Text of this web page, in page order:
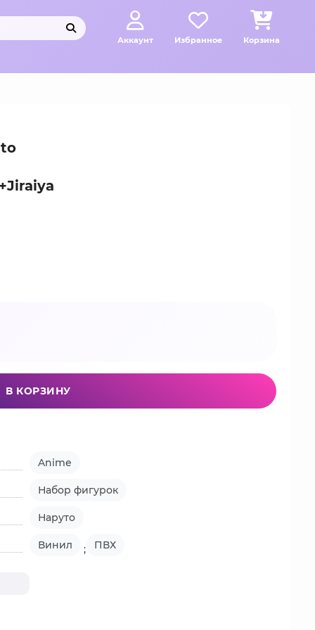
Аккаунт Избранное Корзина
В КОРЗИНУ
Anime
Набор фигурок
Наруто
Винил ; ПВХ